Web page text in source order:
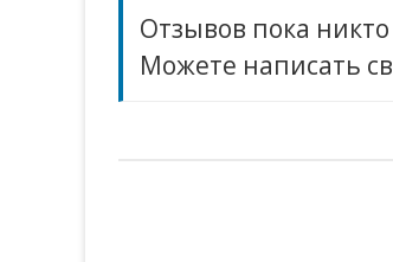
Отзывов пока
Можете написать